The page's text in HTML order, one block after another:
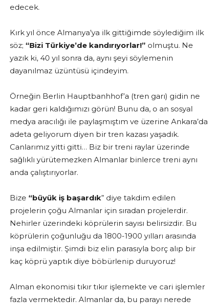
edecek.
Kırk yıl önce Almanya’ya ilk gittiğimde söylediğim ilk
söz; “Bizi Türkiye’de kandırıyorlar!” olmuştu. Ne
yazık ki, 40 yıl sonra da, aynı şeyi söylemenin
dayanılmaz üzüntüsü içindeyim.
Örneğin Berlin Hauptbanhhof’a (tren garı) gidin ne
kadar geri kaldığımızı görün! Bunu da, o an sosyal
medya aracılığı ile paylaşmıştım ve üzerine Ankara’da
adeta geliyorum diyen bir tren kazası yaşadık.
Canlarımız yitti gitti… Biz bir treni raylar üzerinde
sağlıklı yürütemezken Almanlar binlerce treni aynı
anda çalıştırıyorlar.
Bize “büyük iş başardık” diye takdim edilen
projelerin çoğu Almanlar için sıradan projelerdir.
Nehirler üzerindeki köprülerin sayısı belirsizdir. Bu
köprülerin çoğunluğu da 1800-1900 yılları arasında
inşa edilmiştir. Şimdi biz elin parasıyla borç alıp bir
kaç köprü yaptık diye böbürlenip duruyoruz!
Alman ekonomisi tıkır tıkır işlemekte ve cari işlemler
fazla vermektedir. Almanlar da, bu parayı nerede